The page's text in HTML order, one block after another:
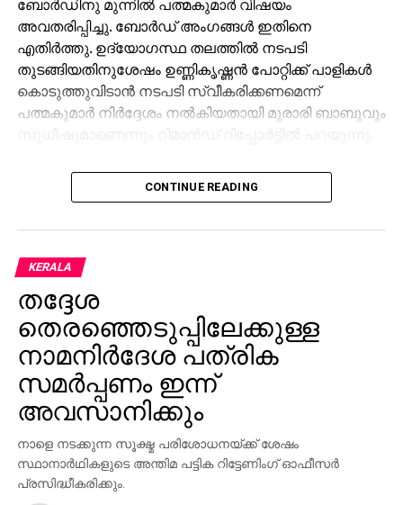
ബോര്‍ഡിനു മുന്നില്‍ പത്മകുമാര്‍ വിഷയം
അവതരിപ്പിച്ചു. ബോര്‍ഡ് അംഗങ്ങള്‍ ഇതിനെ
എതിര്‍ത്തു. ഉദ്യോഗസ്ഥ തലത്തില്‍ നടപടി
തുടങ്ങിയതിനുശേഷം ഉണ്ണികൃഷ്ണന്‍ പോറ്റിക്ക് പാളികള്‍
കൊടുത്തുവിടാന്‍ നടപടി സ്വീകരിക്കണമെന്ന്
പത്മകുമാര്‍ നിര്‍ദ്ദേശം നല്‍കിയതായി മുരാരി ബാബുവും
അതേസമയം, എന്‍.വാസുവിന്റെ മൊഴിയും
പത്മകുമാറിനു കുരുക്കായി. പത്മകുമാറും ഉണ്ണികൃഷ്ണന്‍
താല്പര്യമെടുത്തെന്നും ദേവസ്വം മുന്‍ കമ്മീഷണറും
ബോര്‍ഡ് പ്രസിഡന്റുമായിരുന്ന എന്‍.വാസു മൊഴി
നല്‍കിയിട്ടുണ്ട്. നടപടി വേഗത്തിലാക്കാന്‍ പത്മകുമാര്‍
നിര്‍ദ്ദേശം നല്‍കിയെന്നും വാസുവിന്റെ മൊഴിയിലുണ്ട്.
തിരുവനന്തപുരത്തെ രഹസ്യ കേന്ദ്രത്തില്‍ വെച്ച്
മണിക്കൂറുകള്‍ നീണ്ട ചോദ്യം ചെയ്യലിന്
പിന്നാലെയായിരുന്നു 2019ല്‍ ദേവസ്വം ബോര്‍ഡ്
പ്രസിഡന്റായിരുന്ന എ.പത്മകുമാറിനെ എസ്‌ഐടി
അറസ്റ്റ് ചെയ്തത്. സ്വര്‍ണക്കൊള്ളയിലെ ആറാമത്തെ
അറസ്റ്റാണിത്. സിപിഎം പത്തനംതിട്ട ജില്ലാ കമ്മിറ്റി
അംഗമാണ് പത്മകുമാര്‍.
CONTINUE READING
KERALA
തദ്ദേശ
തെരഞ്ഞെടുപ്പിലേക്കുള്ള
നാമനിര്‍ദേശ പത്രിക
സമര്‍പ്പണം ഇന്ന്
അവസാനിക്കും
നാളെ നടക്കുന്ന സൂക്ഷ്മ പരിശോധനയ്ക്ക് ശേഷം
സ്ഥാനാര്‍ഥികളുടെ അന്തിമ പട്ടിക റിട്ടേണിംഗ് ഓഫീസര്‍
പ്രസിദ്ധീകരിക്കും.